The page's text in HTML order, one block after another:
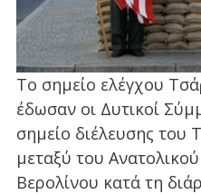
Το σημείο ελέγχου
έδωσαν οι Δυτικοί
σημείο διέλευσης του
μεταξύ του
Βερολίνου κατά τη